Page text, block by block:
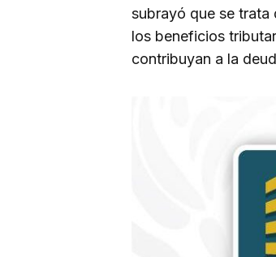
subrayó que se trata
los beneficios
contribuyan a la